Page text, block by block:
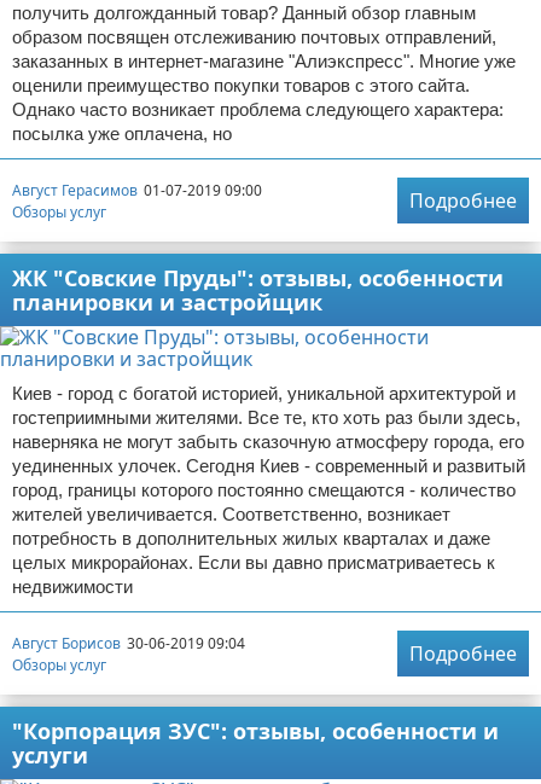
получить долгожданный товар? Данный обзор главным
образом посвящен отслеживанию почтовых отправлений,
заказанных в интернет-магазине "Алиэкспресс". Многие уже
оценили преимущество покупки товаров с этого сайта.
Однако часто возникает проблема следующего характера:
посылка уже оплачена, но
Август Герасимов 01-07-2019 09:00
Обзоры услуг
Подробнее
ЖК "Совские Пруды": отзывы, особенности
планировки и застройщик
Киев - город с богатой историей, уникальной архитектурой и
гостеприимными жителями. Все те, кто хоть раз были здесь,
наверняка не могут забыть сказочную атмосферу города, его
уединенных улочек. Сегодня Киев - современный и развитый
город, границы которого постоянно смещаются - количество
жителей увеличивается. Соответственно, возникает
потребность в дополнительных жилых кварталах и даже
целых микрорайонах. Если вы давно присматриваетесь к
недвижимости
Август Борисов 30-06-2019 09:04
Обзоры услуг
Подробнее
"Корпорация ЗУС": отзывы, особенности и
услуги